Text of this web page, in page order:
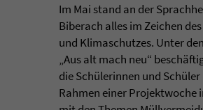
Im Mai stand an der
Biberach alles im Zeichen
und Klimaschutzes. Unter
„Aus alt mach neu“
die Schülerinnen und Schüler
Rahmen einer Projektwoche